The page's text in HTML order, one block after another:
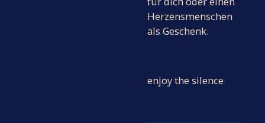
Herzensmenschen
als Geschenk.
enjoy the silence